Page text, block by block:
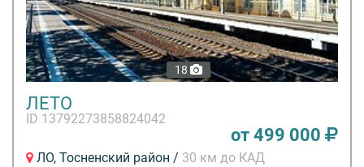
18
ЛЕТО
ID 13792273858824042
от 499 000
ЛО, Тосненский район / 30 км до КАД